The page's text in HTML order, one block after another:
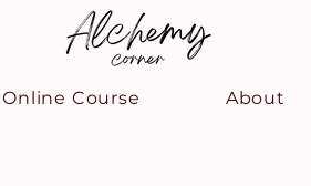
Online Course About